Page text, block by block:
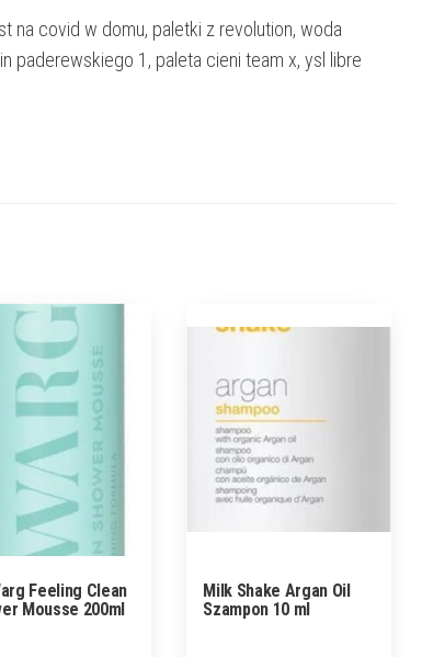
na covid w domu, paletki z revolution, woda
paderewskiego 1, paleta cieni team x, ysl libre
Feeling Clean
Mousse 200ml
Milk Shake Argan Oil
Szampon 10 ml